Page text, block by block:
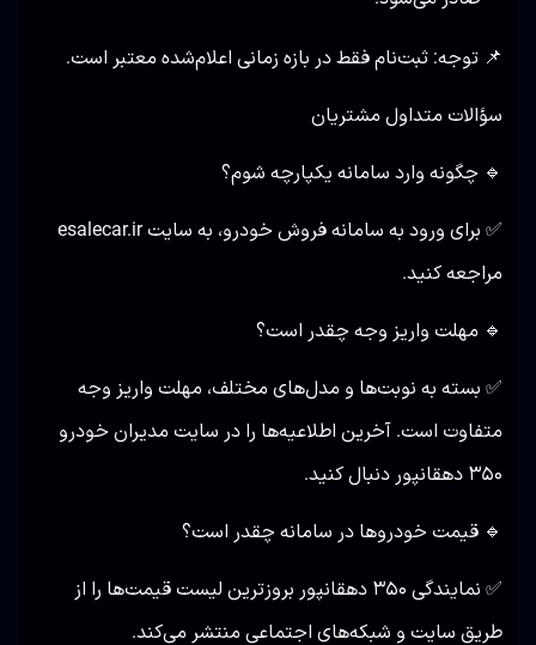
📌 توجه: ثبت‌نام فقط در بازه زمانی اعلام‌شده معتبر است.
سؤالات متداول مشتریان
🔹 چگونه وارد سامانه یکپارچه شوم؟
✅ برای ورود به سامانه فروش خودرو، به سایتesalecar.ir
مراجعه کنید.
🔹 مهلت واریز وجه چقدر است؟
✅ بسته به نوبت‌ها و مدل‌های مختلف، مهلت واریز وجه
متفاوت است. آخرین اطلاعیه‌ها را در سایت مدیران خودرو
۳۵۰ دهقانپور دنبال کنید.
🔹 قیمت خودروها در سامانه چقدر است؟
✅ نمایندگی ۳۵۰ دهقانپور بروزترین لیست قیمت‌ها را از
طریق سایت و شبکه‌های اجتماعی منتشر می‌کند.